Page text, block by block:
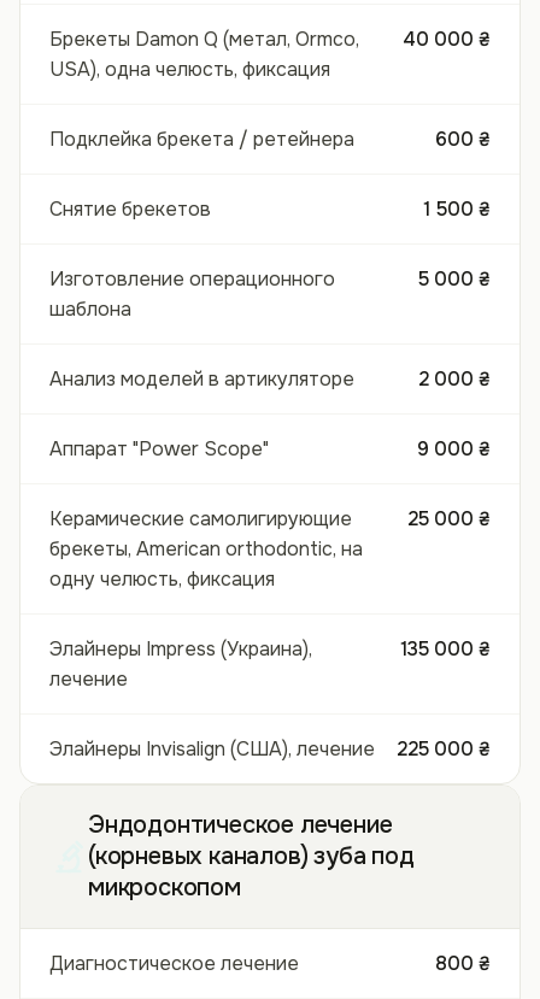
Брекеты Damon Q (метал, Ormco,
USA), одна челюсть, фиксация
40 000 ₴
Подклейка брекета / ретейнера 600 ₴
Снятие брекетов 1 500 ₴
Изготовление операционного
шаблона
5 000 ₴
Анализ моделей в артикуляторе 2 000 ₴
Аппарат "Power Scope" 9 000 ₴
Керамические самолигирующие
брекеты, American orthodontic, на
одну челюсть, фиксация
25 000 ₴
Элайнеры Impress (Украина),
лечение
135 000 ₴
Элайнеры Invisalign (США), лечение 225 000 ₴
Эндодонтическое лечение
(корневых каналов) зуба под
микроскопом
Диагностическое лечение 800 ₴